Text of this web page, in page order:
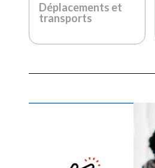
Déplacements et
transports